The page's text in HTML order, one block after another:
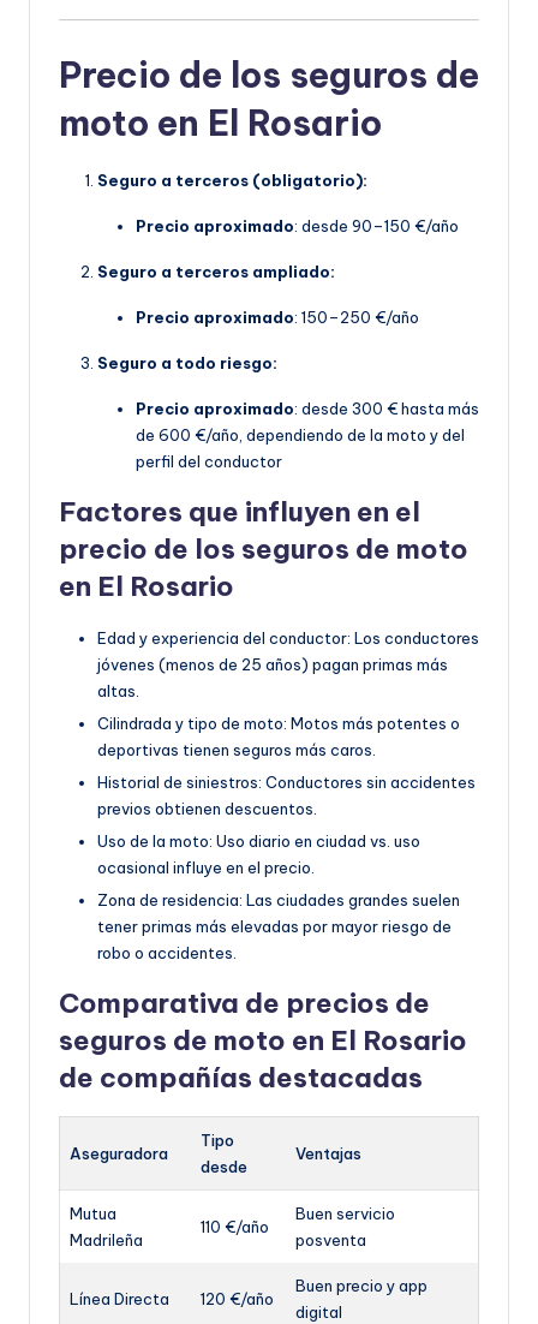
Precio de los seguros de
moto en El Rosario
Seguro a terceros (obligatorio):
Precio aproximado: desde 90–150 €/año
Seguro a terceros ampliado:
Precio aproximado: 150–250 €/año
Seguro a todo riesgo:
Precio aproximado: desde 300 € hasta más
de 600 €/año, dependiendo de la moto y del
perfil del conductor
Factores que influyen en el
precio de los seguros de moto
en El Rosario
Edad y experiencia del conductor: Los conductores
jóvenes (menos de 25 años) pagan primas más
altas.
Cilindrada y tipo de moto: Motos más potentes o
deportivas tienen seguros más caros.
Historial de siniestros: Conductores sin accidentes
previos obtienen descuentos.
Uso de la moto: Uso diario en ciudad vs. uso
ocasional influye en el precio.
Zona de residencia: Las ciudades grandes suelen
tener primas más elevadas por mayor riesgo de
robo o accidentes.
Comparativa de precios de
seguros de moto en El Rosario
de compañías destacadas
Aseguradora
Tipo
desde
Ventajas
Mutua
Madrileña
110 €/año
Buen servicio
posventa
Línea Directa 120 €/año
Buen precio y app
digital